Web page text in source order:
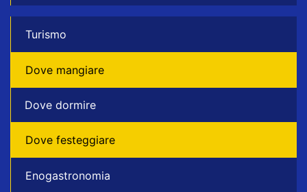
Turismo
Dove mangiare
Dove dormire
Dove festeggiare
Enogastronomia